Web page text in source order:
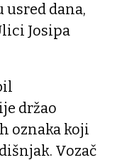
usred dana,
Josipa
držao
oznaka koji
Vozač